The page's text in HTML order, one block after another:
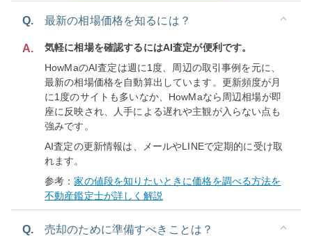
Q. 最新の相場価格を知るには？
A.
気軽に相場を確認するにはAI査定が便利です。
HowMaのAI査定は週に1度、周辺の取引事例を元に、
最新の相場価格を自動算出しています。更新頻度が月
に1度のサイトも多いなか、HowMaなら周辺相場が即
座に反映され、人手による遅れや主観が入らない点も
強みです。
AI査定の更新情報は、メールやLINEで定期的に受け取
れます。
参考：家の値段を知りたいときに価格を調べる方法を
不動産鑑定士が詳しく解説
Q. 売却のために準備すべきことは？